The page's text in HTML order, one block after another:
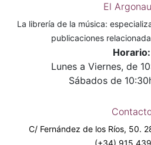
El
La librería de la música:
publicaciones
Horario:
Lunes a Viernes, de
Sábados de
C/ Fernández de los Ríos, 50.